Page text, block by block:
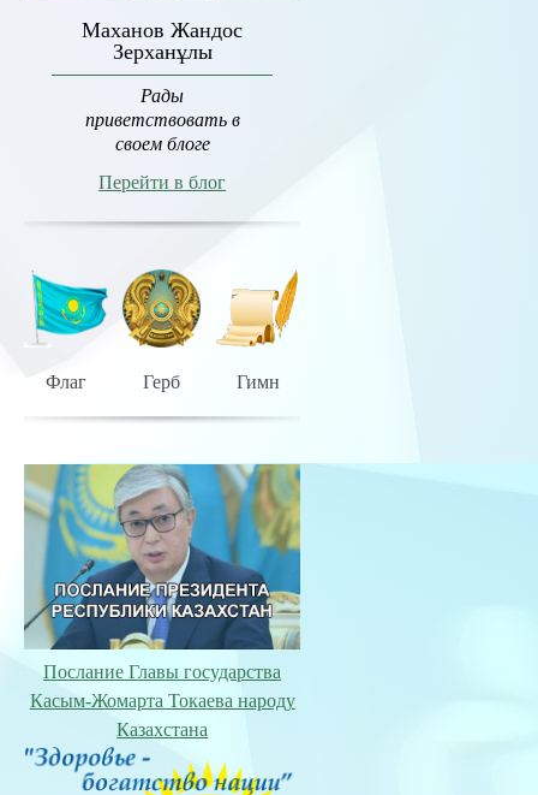
Маханов Жандос
Зерханұлы
Рады
приветствовать в
своем блоге
Перейти в блог
Флаг Герб Гимн
Послание Главы государства
Касым-Жомарта Токаева народу
Казахстана